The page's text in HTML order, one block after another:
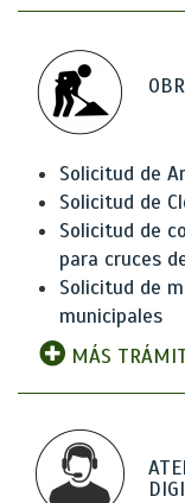
Solicitud de
Solicitud de
Solicitud de
para cruces
Solicitud de
municipales
MÁS